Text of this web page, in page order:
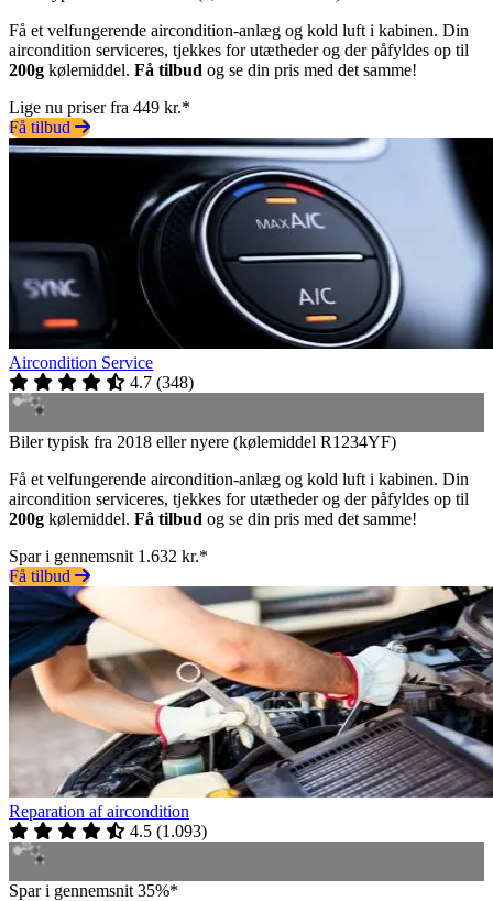
Få et velfungerende aircondition-anlæg og kold luft i kabinen. Din
aircondition serviceres, tjekkes for utætheder og der påfyldes op til
200g kølemiddel. Få tilbud og se din pris med det samme!
Lige nu priser fra 449 kr.*
Få tilbud
Aircondition Service
4.7 (348)
Biler typisk fra 2018 eller nyere (kølemiddel R1234YF)
Få et velfungerende aircondition-anlæg og kold luft i kabinen. Din
aircondition serviceres, tjekkes for utætheder og der påfyldes op til
200g kølemiddel. Få tilbud og se din pris med det samme!
Spar i gennemsnit 1.632 kr.*
Få tilbud
Reparation af aircondition
4.5 (1.093)
Spar i gennemsnit 35%*